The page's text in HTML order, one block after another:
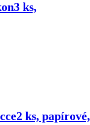
3 ks,
2 ks, papírové,